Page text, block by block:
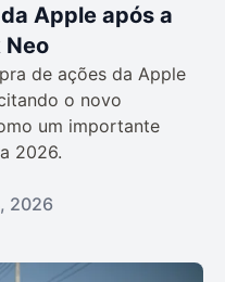
Apple após a
Neo
de ações da Apple
o novo
um importante
2026.
2026